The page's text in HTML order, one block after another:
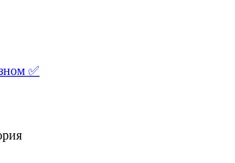
✅